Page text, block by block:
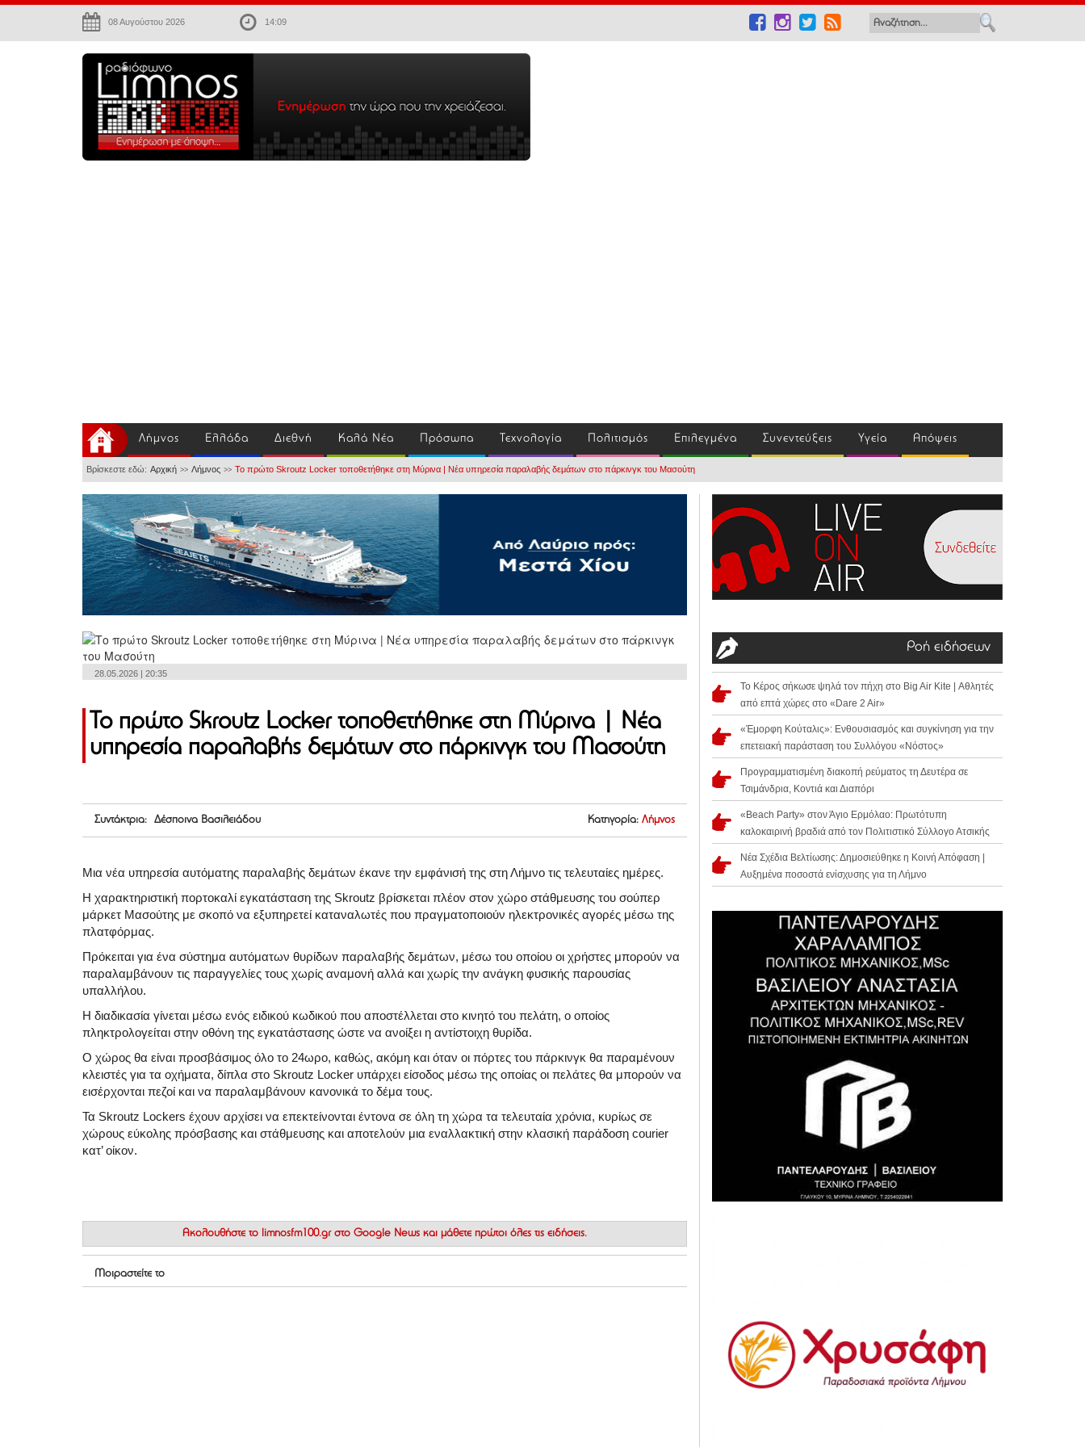
08 Αυγούστου 2026 14:09
Λήμνος Ελλάδα Διεθνή Καλά Νέα Πρόσωπα Τεχνολογία Πολιτισμός Επιλεγμένα Συνεντεύξεις Υγεία Απόψεις
Βρίσκεστε εδώ: Αρχική >> Λήμνος >> Το πρώτο Skroutz Locker τοποθετήθηκε στη Μύρινα | Νέα υπηρεσία παραλαβής δεμάτων στο πάρκινγκ του Μασούτη
28.05.2026 | 20:35
Το πρώτο Skroutz Locker τοποθετήθηκε στη Μύρινα | Νέα
υπηρεσία παραλαβής δεμάτων στο πάρκινγκ του Μασούτη
Συντάκτρια: Δέσποινα Βασιλειάδου Κατηγορία: Λήμνος
Μια νέα υπηρεσία αυτόματης παραλαβής δεμάτων έκανε την εμφάνισή της στη Λήμνο τις τελευταίες ημέρες.
Η χαρακτηριστική πορτοκαλί εγκατάσταση της Skroutz βρίσκεται πλέον στον χώρο στάθμευσης του σούπερ
μάρκετ Μασούτης με σκοπό να εξυπηρετεί καταναλωτές που πραγματοποιούν ηλεκτρονικές αγορές μέσω της
πλατφόρμας.
Πρόκειται για ένα σύστημα αυτόματων θυρίδων παραλαβής δεμάτων, μέσω του οποίου οι χρήστες μπορούν να
παραλαμβάνουν τις παραγγελίες τους χωρίς αναμονή αλλά και χωρίς την ανάγκη φυσικής παρουσίας
υπαλλήλου.
Η διαδικασία γίνεται μέσω ενός ειδικού κωδικού που αποστέλλεται στο κινητό του πελάτη, ο οποίος
πληκτρολογείται στην οθόνη της εγκατάστασης ώστε να ανοίξει η αντίστοιχη θυρίδα.
Ο χώρος θα είναι προσβάσιμος όλο το 24ωρο, καθώς, ακόμη και όταν οι πόρτες του πάρκινγκ θα παραμένουν
κλειστές για τα οχήματα, δίπλα στο Skroutz Locker υπάρχει είσοδος μέσω της οποίας οι πελάτες θα μπορούν να
εισέρχονται πεζοί και να παραλαμβάνουν κανονικά το δέμα τους.
Τα Skroutz Lockers έχουν αρχίσει να επεκτείνονται έντονα σε όλη τη χώρα τα τελευταία χρόνια, κυρίως σε
χώρους εύκολης πρόσβασης και στάθμευσης και αποτελούν μια εναλλακτική στην κλασική παράδοση courier
κατ’ οίκον.
Ακολουθήστε το limnosfm100.gr στο Google News και μάθετε πρώτοι όλες τις ειδήσεις.
Μοιραστείτε το
Ροή ειδήσεων
Το Κέρος σήκωσε ψηλά τον πήχη στο Big Air Kite | Αθλητές
από επτά χώρες στο «Dare 2 Air»
«Έμορφη Κούταλις»: Ενθουσιασμός και συγκίνηση για την
επετειακή παράσταση του Συλλόγου «Νόστος»
Προγραμματισμένη διακοπή ρεύματος τη Δευτέρα σε
Τσιμάνδρια, Κοντιά και Διαπόρι
«Beach Party» στον Άγιο Ερμόλαο: Πρωτότυπη
καλοκαιρινή βραδιά από τον Πολιτιστικό Σύλλογο Ατσικής
Νέα Σχέδια Βελτίωσης: Δημοσιεύθηκε η Κοινή Απόφαση |
Αυξημένα ποσοστά ενίσχυσης για τη Λήμνο